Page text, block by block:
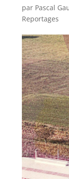
par Pascal
Reportages